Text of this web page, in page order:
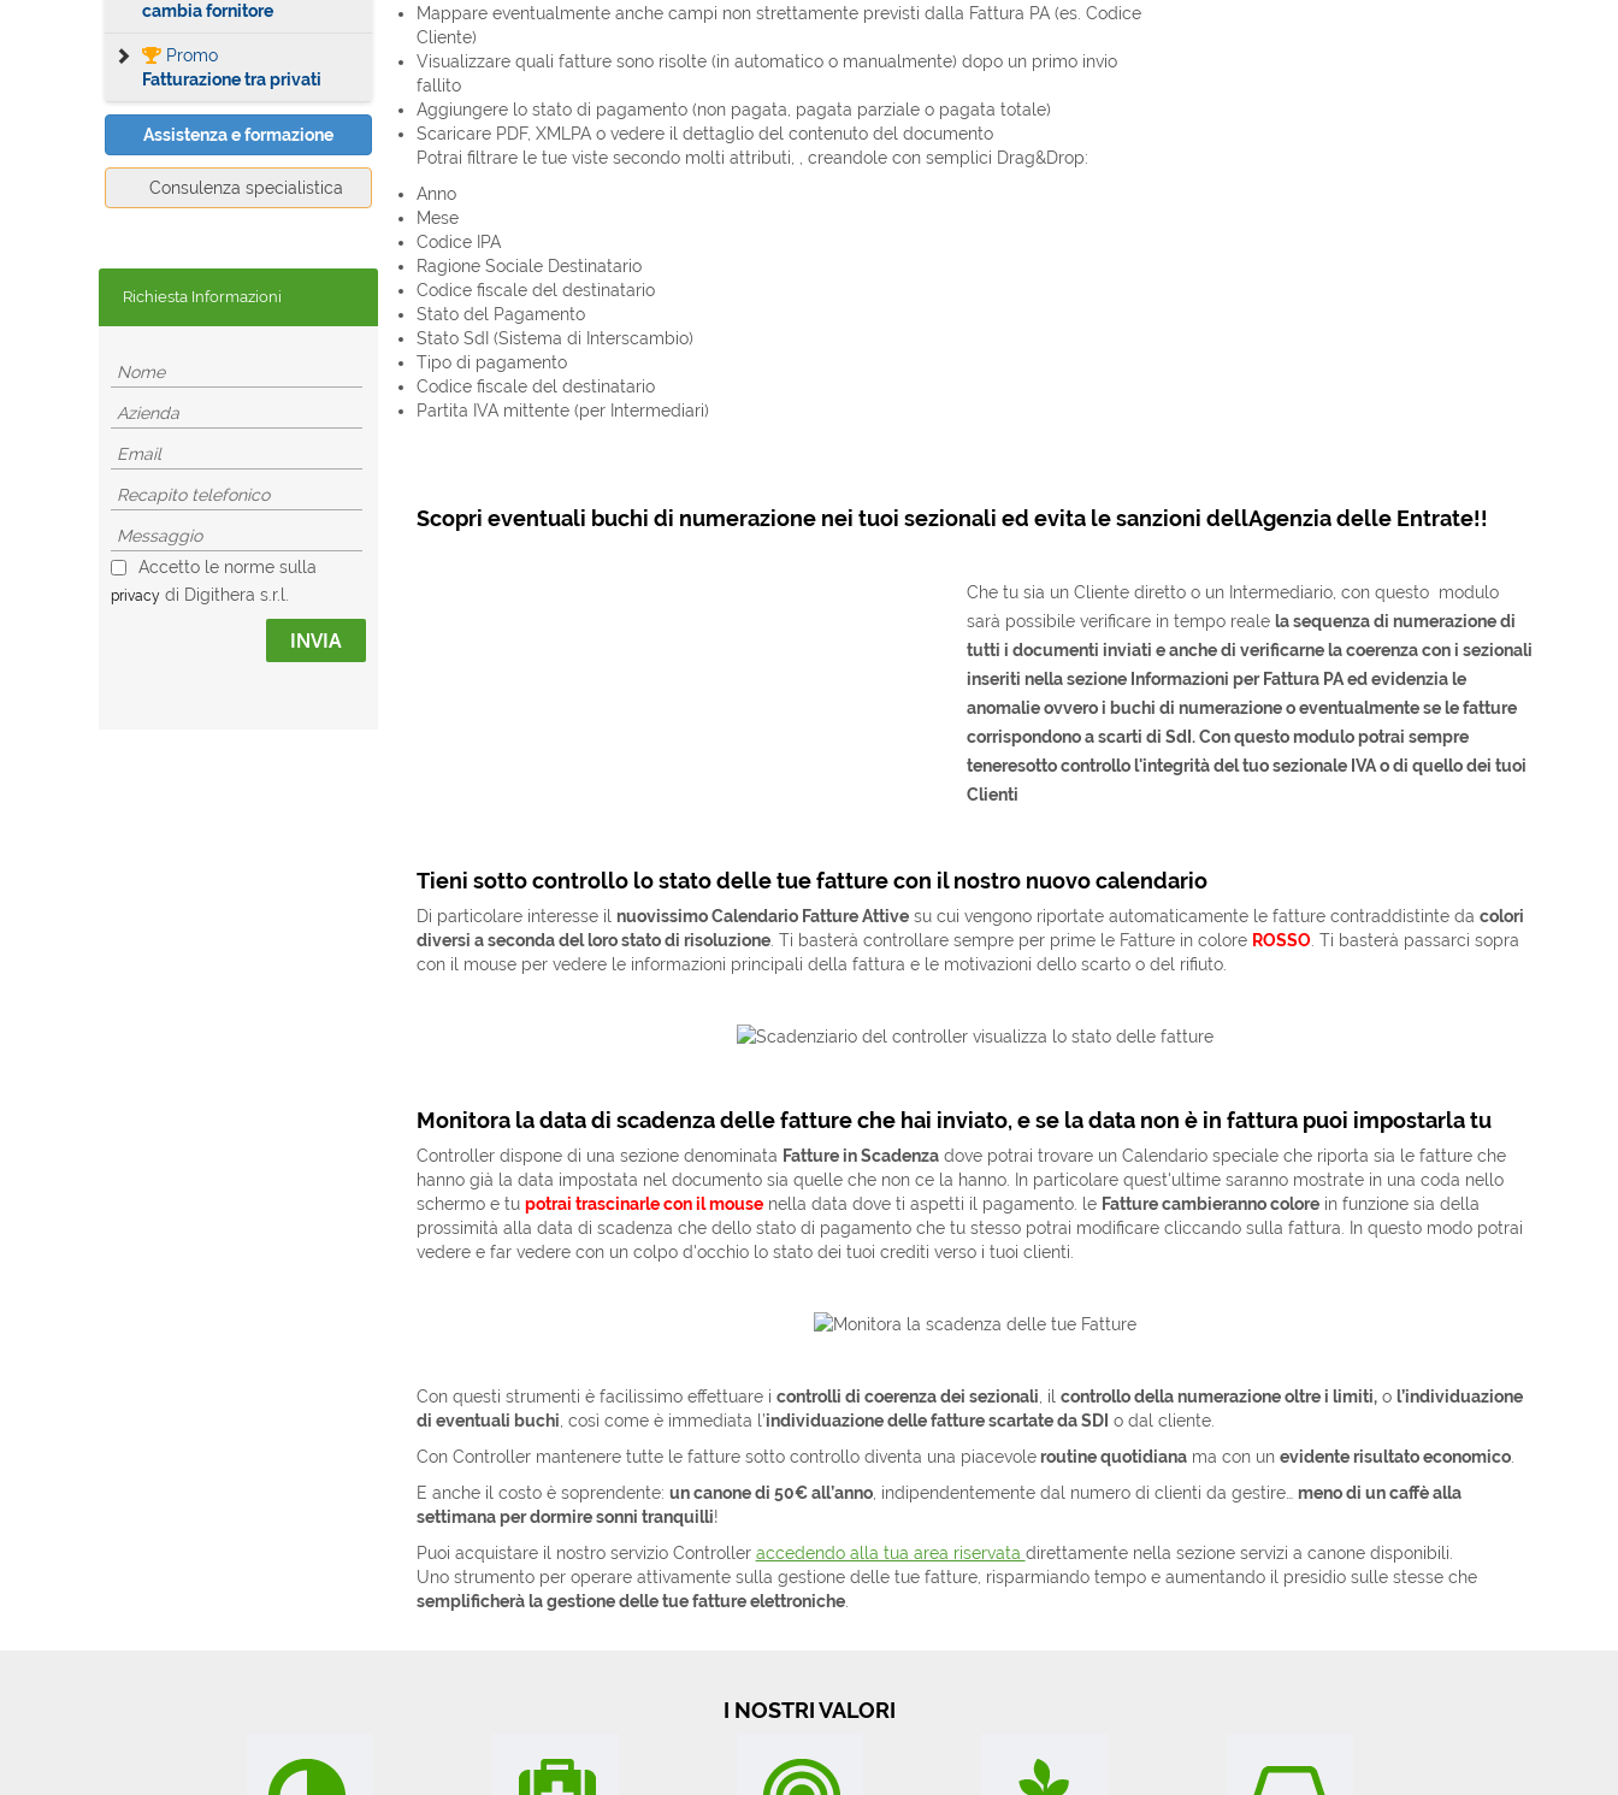
cambia fornitore
Promo
Fatturazione tra privati
Assistenza e formazione
Consulenza specialistica
Richiesta Informazioni
Accetto le norme sulla
privacy di Digithera s.r.l.
INVIA
Mappare eventualmente anche campi non strettamente previsti dalla Fattura PA (es. Codice
Cliente)
Visualizzare quali fatture sono risolte (in automatico o manualmente) dopo un primo invio
fallito
Aggiungere lo stato di pagamento (non pagata, pagata parziale o pagata totale)
Scaricare PDF, XMLPA o vedere il dettaglio del contenuto del documento
Potrai filtrare le tue viste secondo molti attributi, , creandole con semplici Drag&Drop:
Anno
Mese
Codice IPA
Ragione Sociale Destinatario
Codice fiscale del destinatario
Stato del Pagamento
Stato SdI (Sistema di Interscambio)
Tipo di pagamento
Codice fiscale del destinatario
Partita IVA mittente (per Intermediari)
Scopri eventuali buchi di numerazione nei tuoi sezionali ed evita le sanzioni dellAgenzia delle Entrate!!
Che tu sia un Cliente diretto o un Intermediario, con questo modulo
sarà possibile verificare in tempo reale la sequenza di numerazione di
tutti i documenti inviati e anche di verificarne lacoerenza con i sezionali
inseriti nella sezione Informazioni per Fattura PA ed evidenzia le
anomalie ovvero i buchi di numerazione o eventualmente se le fatture
corrispondono a scarti di SdI. Con questo modulo potrai sempre
teneresotto controllo l'integrità del tuo sezionale IVAo di quello dei tuoi
Clienti
Tieni sotto controllo lo stato delle tue fatture con il nostro nuovo calendario
Di particolare interesse il nuovissimo Calendario Fatture Attivesu cui vengono riportate automaticamente le fatture contraddistinte da colori
diversi a seconda del loro stato di risoluzione. Ti basterà controllare sempre per prime le Fatture in colore ROSSO. Ti basterà passarci sopra
con il mouse per vedere le informazioni principali della fattura e le motivazioni dello scarto o del rifiuto.
Monitora la data di scadenza delle fatture che hai inviato, e se la data non è in fattura puoi impostarla tu
Controller dispone di una sezione denominata Fatture in Scadenzadove potrai trovare un Calendario speciale che riporta sia le fatture che
hanno già la data impostata nel documento sia quelle che non ce la hanno. In particolare quest'ultime saranno mostrate in una coda nello
schermo e tu potrai trascinarle con il mousenella data dove ti aspetti il pagamento. le Fatture cambieranno colorein funzione sia della
prossimità alla data di scadenza che dello stato di pagamento che tu stesso potrai modificare cliccando sulla fattura. In questo modo potrai
vedere e far vedere con un colpo d'occhio lo stato dei tuoi crediti verso i tuoi clienti.
Con questi strumenti è facilissimo effettuare i controlli di coerenza dei sezionali , il controllo della numerazione oltre i limiti,o l’individuazione
di eventuali buchi , così come è immediata l’individuazione delle fatture scartate da SDI o dal cliente.
Con Controller mantenere tutte le fatture sotto controllo diventa una piacevoleroutine quotidianama con un evidente risultato economico.
E anche il costo è soprendente: un canone di 50€ all’anno, indipendentemente dal numero di clienti da gestire… meno di un caffè alla
settimana per dormire sonni tranquilli!
Puoi acquistare il nostro servizio Controller accedendo alla tua area riservata direttamente nella sezione servizi a canone disponibili.
Uno strumento per operare attivamente sulla gestione delle tue fatture, risparmiando tempo e aumentando il presidio sulle stesse che
semplificherà la gestione delle tue fatture elettroniche.
I NOSTRI VALORI